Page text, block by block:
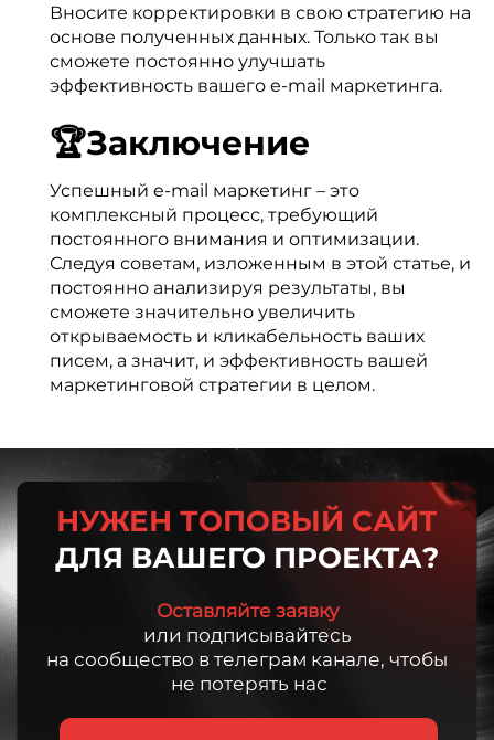
Вносите корректировки в свою стратегию на
основе полученных данных. Только так вы
сможете постоянно улучшать
эффективность вашего e-mail маркетинга.
🏆Заключение
Успешный e-mail маркетинг – это
комплексный процесс, требующий
постоянного внимания и оптимизации.
Следуя советам, изложенным в этой статье, и
постоянно анализируя результаты, вы
сможете значительно увеличить
открываемость и кликабельность ваших
писем, а значит, и эффективность вашей
маркетинговой стратегии в целом.
НУЖЕН ТОПОВЫЙ САЙТ
ДЛЯ ВАШЕГО ПРОЕКТА?
Оставляйте заявку
или подписывайтесь
на сообщество в телеграм канале, чтобы
не потерять нас